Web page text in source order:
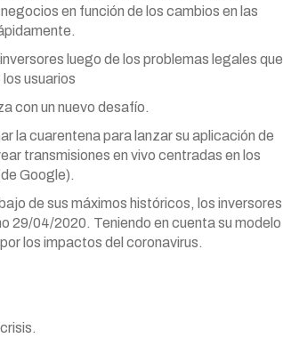
en función de los cambios en las
luego de los problemas legales que
usuarios
con un nuevo desafío.
la cuarentena para lanzar su aplicación de
transmisiones en vivo centradas en los
Google).
de sus máximos históricos, los inversores
29/04/2020. Teniendo en cuenta su modelo
los impactos del coronavirus.